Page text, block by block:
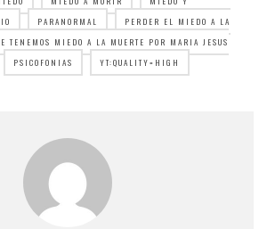
PARANORMAL
PERDER EL MIEDO A LA
TENEMOS MIEDO A LA MUERTE POR MARIA JESUS
PSICOFONIAS YT:QUALITY=HIGH